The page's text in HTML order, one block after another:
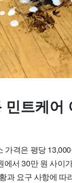
민트케어
격은 평당
서 30만 원 사이
과 요구 사항에